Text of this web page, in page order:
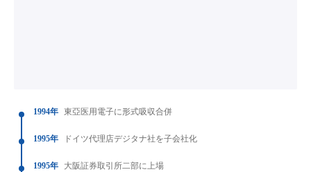
1994年 東亞医用電子に形式吸収合併
1995年 ドイツ代理店デジタナ社を子会社化
1995年 大阪証券取引所二部に上場